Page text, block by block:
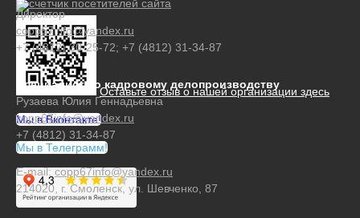
Оставьте отзыв о нашей организации здесь
Мы в Вконтакте!
Мы в Телеграмм!
Директор
copp67info@yandex.ru
+7 (4812) 30-25-72; +7 (4812) 31-34-87
Специалист по кадровому делопроизводству
Рузаева Юлия Геннадьевна
copp67info@yandex.ru
+7 (4812) 31-34-87
E-mail:copp67info@yandex.ru
214020, г. Смоленск, ул. Шевченко, 87